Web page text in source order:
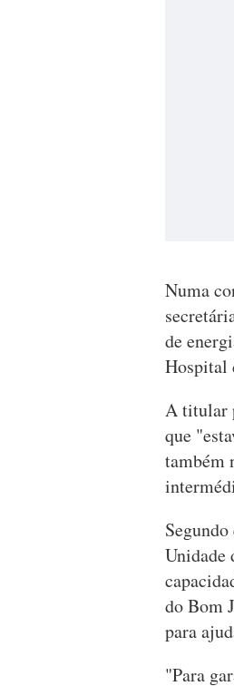
Numa
de
Hospital
A titular
que
também
Unidade
do Bom
para
"Para